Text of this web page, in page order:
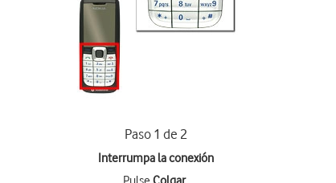
Paso 1 de 2
Interrumpa la conexión